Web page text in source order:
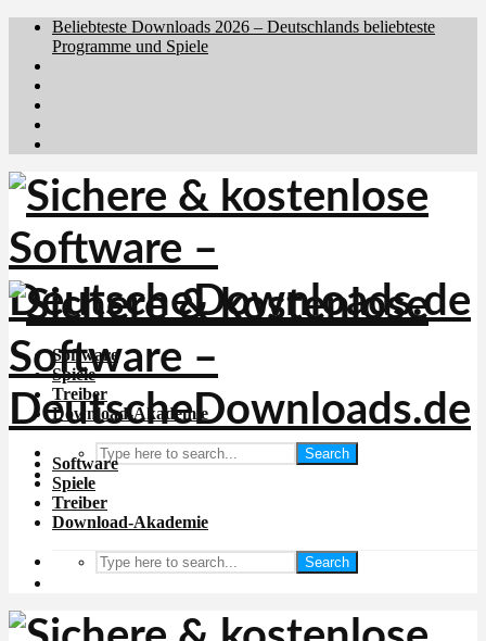
Beliebteste Downloads 2026 – Deutschlands beliebteste
Programme und Spiele
Software
Spiele
Treiber
Download-Akademie
Search
Software
Spiele
Treiber
Download-Akademie
Search